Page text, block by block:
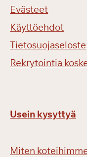
Evästeet
Käyttöehdot
Tietosuojaseloste
Rekrytointia
Usein kysyttyä
Miten